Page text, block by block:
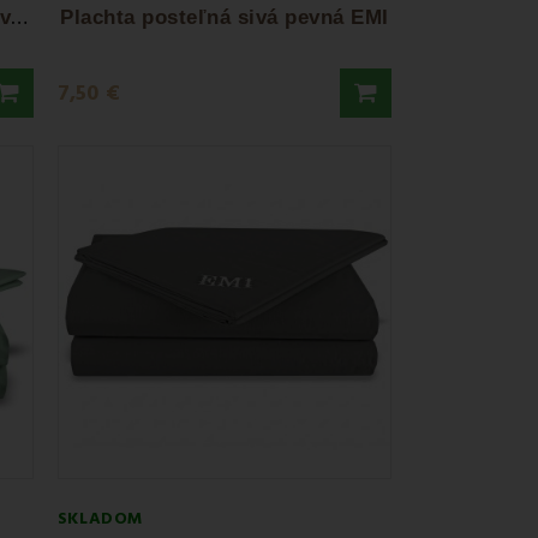
P
lachta posteľná oranžová pevná EMI Plachta posteľná sivá pevná EMI
7,50 €
SKLADOM